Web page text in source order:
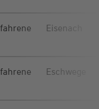
Eisenach
Eschwege